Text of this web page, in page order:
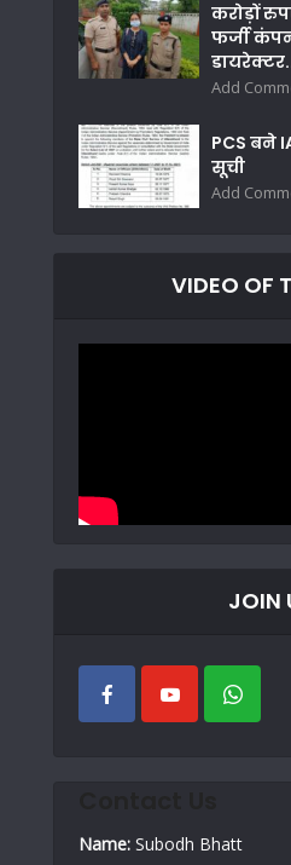
करोड़ों
फर्जी
Add
PCS बने
सूची
Add
VIDEO OF
JOIN
Name: Subodh Bhatt